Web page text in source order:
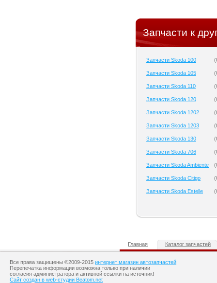
Запчасти к
Запчасти Skoda 100 (
Запчасти Skoda 105 (
Запчасти Skoda 110 (
Запчасти Skoda 120 (
Запчасти Skoda 1202 (
Запчасти Skoda 1203 (
Запчасти Skoda 130 (
Запчасти Skoda 706 (
Запчасти Skoda Ambiente (
Запчасти Skoda Citigo (
Запчасти Skoda Estelle (
Главная Каталог запчастей
Все права защищены ©2009-2015 интернет магазин автозапчастей
Перепечатка информации возможна только при наличии
согласия администратора и активной ссылки на источник!
Сайт создан в web-студии Beatom.net